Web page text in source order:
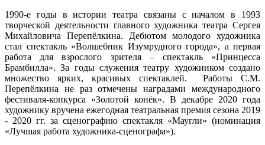
1990-е годы в истории театра связаны с началом в 1993
творческой деятельности главного художника театра Сергея
Михайловича Перепёлкина. Дебютом молодого художника
стал спектакль «Волшебник Изумрудного города», а первая
работа для взрослого зрителя – спектакль «Принцесса
Брамбилла». За годы служения театру художником создано
множество ярких, красивых спектаклей. Работы С.М.
Перепёлкина не раз отмечены наградами международного
фестиваля-конкурса «Золотой конёк». В декабре 2020 года
художнику вручена ежегодная театральная премия сезона 2019
- 2020 гг. за сценографию спектакля «Маугли» (номинация
«Лучшая работа художника-сценографа»).